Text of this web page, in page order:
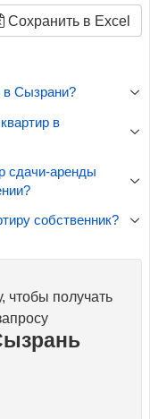
Сохранить в Excel
в Сызрани?
в
сдачи-аренды
собственник?
чтобы получать